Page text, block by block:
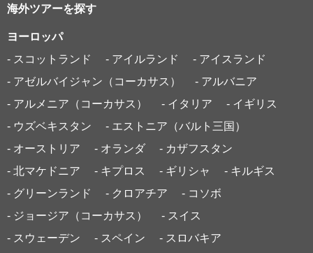
海外ツアーを探す
ヨーロッパ
- スコットランド
- アイルランド
- アイスランド
- アゼルバイジャン（コーカサス）
- アルバニア
- アルメニア（コーカサス）
- イタリア
- イギリス
- ウズベキスタン
- エストニア（バルト三国）
- オーストリア
- オランダ
- カザフスタン
- 北マケドニア
- キプロス - ギリシャ
- キルギス
- グリーンランド
- クロアチア
- コソボ
- ジョージア（コーカサス）
- スイス
- スウェーデン
- スペイン
- スロバキア